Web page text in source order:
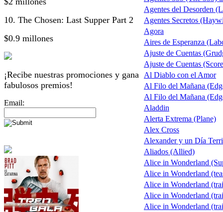
10. The Chosen: Last Supper Part 2
$0.9 millones
¡Recibe nuestras promociones y gana
fabulosos premios!
Email:
Agentes del Desorden
Agentes Secretos
Agora
Aires de Esperanza
Ajuste de Cuentas
Ajuste de Cuentas
Al Diablo con el Amor
Al Filo del Mañana
Al Filo del Mañana
Aladdin
Alerta Extrema (Plane)
Alex Cross
Alexander y un Día
Aliados (Allied)
Alice in Wonderland
Alice in Wonderland
Alice in Wonderland
Alice in Wonderland
Alice in Wonderland